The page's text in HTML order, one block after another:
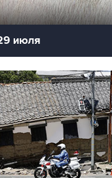
июля